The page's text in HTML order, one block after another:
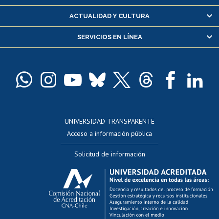
Servicio médico y dental
Pago de arancel y crédito alumnos
Docentes
Evaluación docente
Calificación académica
Postulación al AUCAI
Funcionarias/os
Cursos internos de capacitación
ACTUALIDAD Y CULTURA
SERVICIOS EN LÍNEA
UNIVERSIDAD TRANSPARENTE
Acceso a información pública
Solicitud de información